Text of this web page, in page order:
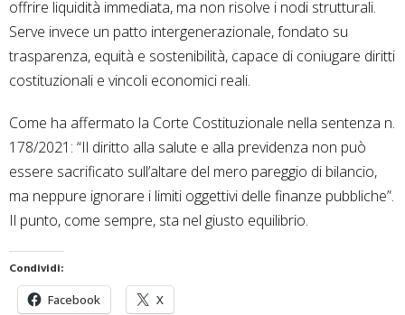
offrire liquidità immediata, ma non risolve i nodi strutturali.
Serve invece un patto intergenerazionale, fondato su
trasparenza, equità e sostenibilità, capace di coniugare diritti
costituzionali e vincoli economici reali.
Come ha affermato la Corte Costituzionale nella sentenza n.
178/2021: “Il diritto alla salute e alla previdenza non può
essere sacrificato sull’altare del mero pareggio di bilancio,
ma neppure ignorare i limiti oggettivi delle finanze pubbliche”.
Il punto, come sempre, sta nel giusto equilibrio.
Condividi:
Facebook X